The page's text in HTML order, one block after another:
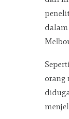
orang